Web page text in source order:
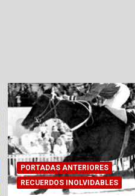
PORTADAS ANTERIORES
RECUERDOS INOLVIDABLES